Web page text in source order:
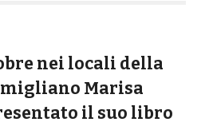
nei locali della
Marisa
il suo libro